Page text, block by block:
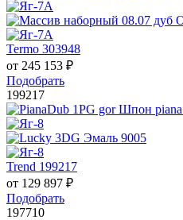
Termo 303948
от 245 153 ₽
Подобрать
199217
Trend 199217
от 129 897 ₽
Подобрать
197710